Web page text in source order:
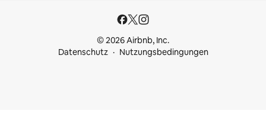
© 2026 Airbnb, Inc.
Datenschutz
Nutzungsbedingungen